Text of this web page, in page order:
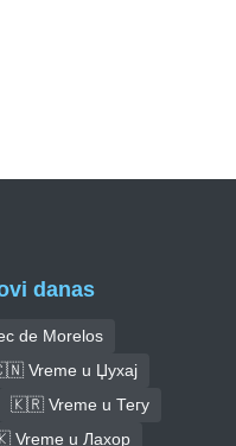
danas
de Morelos
Vreme u Џухај
🇰🇷 Vreme u Тегу
u Лахор